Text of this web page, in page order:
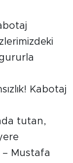
Kabotaj
tutan,
– Mustafa